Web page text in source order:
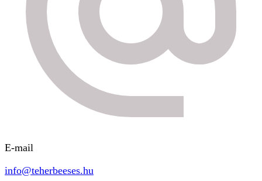
E-mail
info@teherbeeses.hu